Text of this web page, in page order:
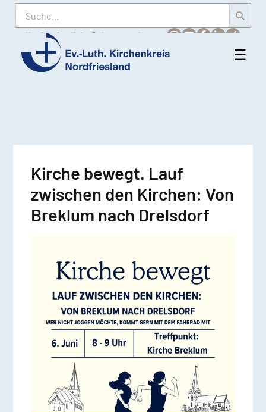
Suche
Karriere Amtliche Bekanntmachungen
Ev.-
☰
Kirche bewegt. Lauf
zwischen den Kirchen: Von
Breklum nach Drelsdorf